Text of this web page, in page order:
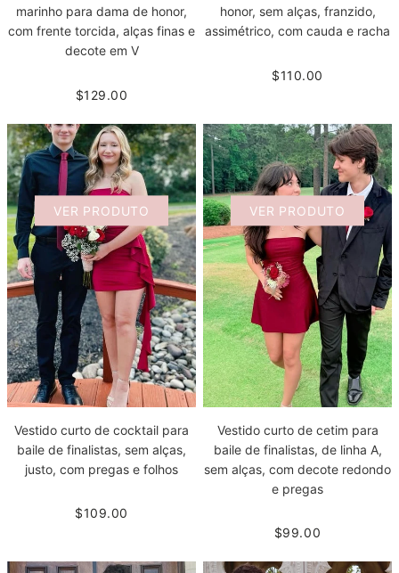
marinho para dama de honor,
com frente torcida, alças finas e
decote em V
$129.00
honor, sem alças, franzido,
assimétrico, com cauda e racha
$110.00
VER PRODUTO
Vestido curto de cocktail para
baile de finalistas, sem alças,
justo, com pregas e folhos
$109.00
VER PRODUTO
Vestido curto de cetim para
baile de finalistas, de linha A,
sem alças, com decote redondo
e pregas
$99.00